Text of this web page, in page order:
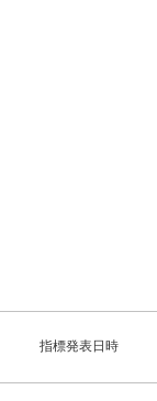
指標発表日時